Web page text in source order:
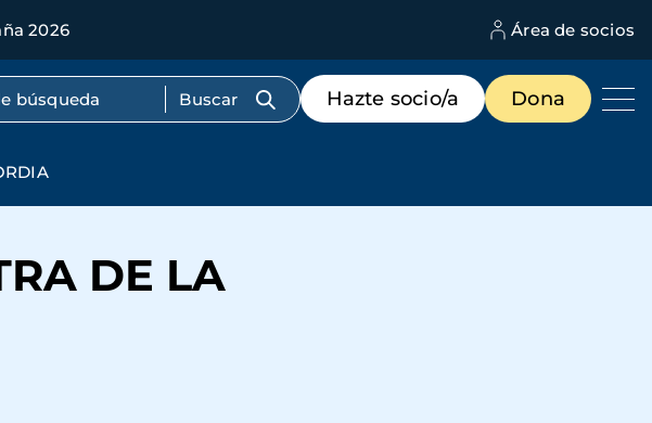
2026 Área de socios
completo
Menú
de
destacados
Hazte socio/a Dona
DE LA